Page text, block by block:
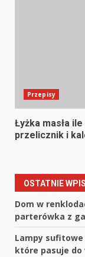
Przepisy
Łyżka masła
przelicznik i
OSTATNIE
Dom w
parterówka z
Lampy
które pasuje do